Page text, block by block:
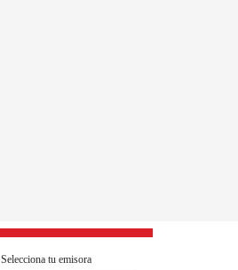
Selecciona tu emisora